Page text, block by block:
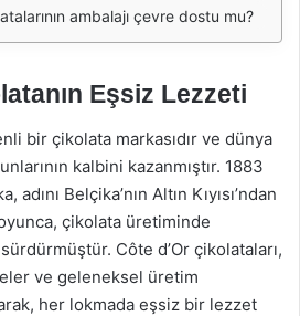
ambalajı çevre dostu mu?
Eşsiz Lezzeti
bir çikolata markasıdır ve dünya
kalbini kazanmıştır. 1883
adını Belçika’nın Altın Kıyısı’ndan
çikolata üretiminde
Côte d’Or çikolataları,
ve geleneksel üretim
her lokmada eşsiz bir lezzet